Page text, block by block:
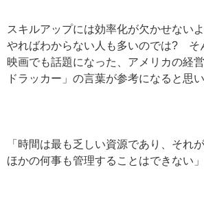
スキルアップには効率化が欠かせない
やればわからない人も多いのでは? そ
映画でも話題になった、アメリカの経
ドラッカー」の言葉が参考になると思い
「時間は最も乏しい資源であり、それ
ほかの何事も管理することはできない」